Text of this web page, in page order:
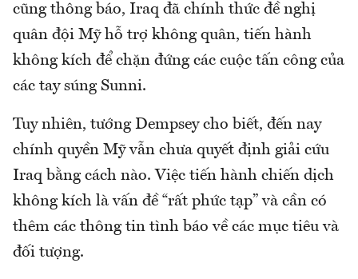
cũng thông báo, Iraq đã chính thức đề nghị
quân đội Mỹ hỗ trợ không quân, tiến hành
không kích để chặn đứng các cuộc tấn công của
các tay súng Sunni.
Tuy nhiên, tướng Dempsey cho biết, đến nay
chính quyền Mỹ vẫn chưa quyết định giải cứu
Iraq bằng cách nào. Việc tiến hành chiến dịch
không kích là vấn đề “rất phức tạp” và cần có
thêm các thông tin tình báo về các mục tiêu và
đối tượng.